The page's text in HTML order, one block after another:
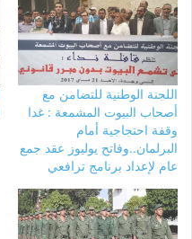
اللجنة الوطنية للتضامن مع
أصحاب البيوت المشمعة : غدا
وقفة احتجاجية أمام
البرلمان..وفاتح يوليوز عقد جمع
عام لإعداد برنامج ترافعي